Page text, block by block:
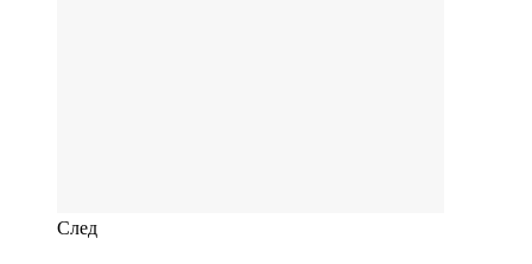
След